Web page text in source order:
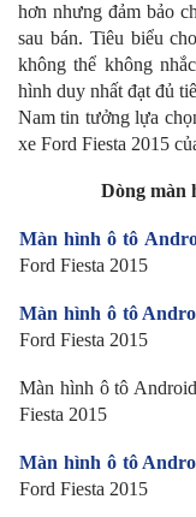
hơn nhưng đảm bảo
sau bán. Tiêu biểu
không thể không
hình duy nhất đạt đủ
Nam tin tưởng lựa
xe Ford Fiesta 2015
Dòng màn
Màn hình ô tô
Ford Fiesta 2015
Màn hình ô tô
Ford Fiesta 2015
Màn hình ô tô
Fiesta 2015
Màn hình ô tô
Ford Fiesta 2015